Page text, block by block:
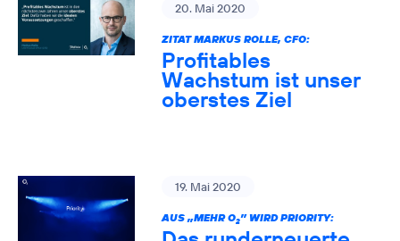
20. Mai 2020
ZITAT MARKUS ROLLE, CFO:
Profitables
Wachstum ist unser
oberstes Ziel
19. Mai 2020
AUS „MEHR O2” WIRD PRIORITY: